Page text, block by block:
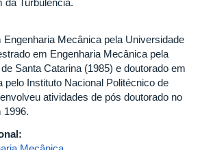
Mecânica pela Universidade
em Engenharia Mecânica pela
Santa Catarina (1985) e doutorado em
pelo Instituto Nacional Politécnico de
atividades de pós doutorado no
1996.